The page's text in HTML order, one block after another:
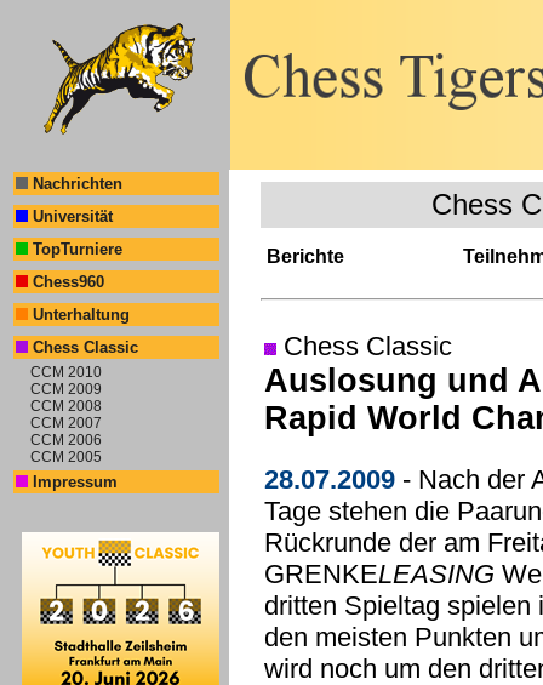
Nachrichten
Universität
TopTurniere
Chess960
Unterhaltung
Chess Classic
CCM 2010
CCM 2009
CCM 2008
CCM 2007
CCM 2006
CCM 2005
Impressum
Chess
Berichte
Chess Classic
Auslosung und
Rapid World
28.07.2009 - Nach der
Tage stehen die
Rückrunde der am
GRENKELEASING
dritten Spieltag
den meisten Punkten
wird noch um den